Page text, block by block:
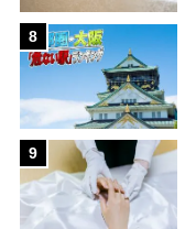
8
9